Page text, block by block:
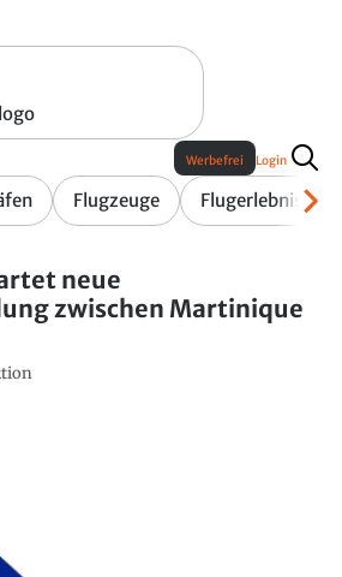
Flugzeuge Flugerlebnis
Werbefrei Login
neue
zwischen Martinique